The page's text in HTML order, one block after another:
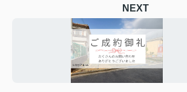
NEXT